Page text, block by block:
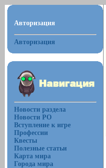
Авторизация
Авторизация
Новости раздела
Новости РО
Вступление к игре
Профессии
Квесты
Полезные статьи
Карта мира
Города мира